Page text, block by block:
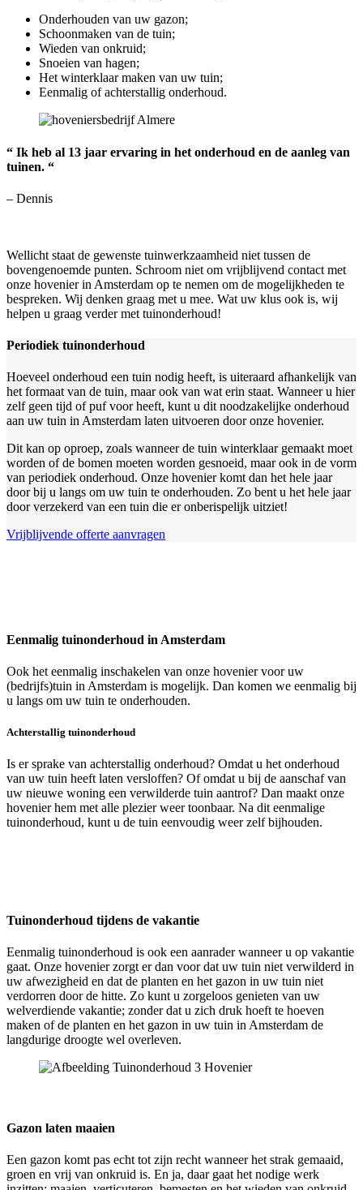
Onderhouden van uw gazon;
Schoonmaken van de tuin;
Wieden van onkruid;
Snoeien van hagen;
Het winterklaar maken van uw tuin;
Eenmalig of achterstallig onderhoud.
“ Ik heb al 13 jaar ervaring in het onderhoud en de aanleg van
tuinen. “
– Dennis
Wellicht staat de gewenste tuinwerkzaamheid niet tussen de
bovengenoemde punten. Schroom niet om vrijblijvend contact met
onze hovenier in Amsterdam op te nemen om de mogelijkheden te
bespreken. Wij denken graag met u mee. Wat uw klus ook is, wij
helpen u graag verder met tuinonderhoud!
Periodiek tuinonderhoud
Hoeveel onderhoud een tuin nodig heeft, is uiteraard afhankelijk van
het formaat van de tuin, maar ook van wat erin staat. Wanneer u hier
zelf geen tijd of puf voor heeft, kunt u dit noodzakelijke onderhoud
aan uw tuin in Amsterdam laten uitvoeren door onze hovenier.
Dit kan op oproep, zoals wanneer de tuin winterklaar gemaakt moet
worden of de bomen moeten worden gesnoeid, maar ook in de vorm
van periodiek onderhoud. Onze hovenier komt dan het hele jaar
door bij u langs om uw tuin te onderhouden. Zo bent u het hele jaar
door verzekerd van een tuin die er onberispelijk uitziet!
Vrijblijvende offerte aanvragen
Eenmalig tuinonderhoud in Amsterdam
Ook het eenmalig inschakelen van onze hovenier voor uw
(bedrijfs)tuin in Amsterdam is mogelijk. Dan komen we eenmalig bij
u langs om uw tuin te onderhouden.
Achterstallig tuinonderhoud
Is er sprake van achterstallig onderhoud? Omdat u het onderhoud
van uw tuin heeft laten versloffen? Of omdat u bij de aanschaf van
uw nieuwe woning een verwilderde tuin aantrof? Dan maakt onze
hovenier hem met alle plezier weer toonbaar. Na dit eenmalige
tuinonderhoud, kunt u de tuin eenvoudig weer zelf bijhouden.
Tuinonderhoud tijdens de vakantie
Eenmalig tuinonderhoud is ook een aanrader wanneer u op vakantie
gaat. Onze hovenier zorgt er dan voor dat uw tuin niet verwilderd in
uw afwezigheid en dat de planten en het gazon in uw tuin niet
verdorren door de hitte. Zo kunt u zorgeloos genieten van uw
welverdiende vakantie; zonder dat u zich druk hoeft te hoeven
maken of de planten en het gazon in uw tuin in Amsterdam de
langdurige droogte wel overleven.
Gazon laten maaien
Een gazon komt pas echt tot zijn recht wanneer het strak gemaaid,
groen en vrij van onkruid is. En ja, daar gaat het nodige werk